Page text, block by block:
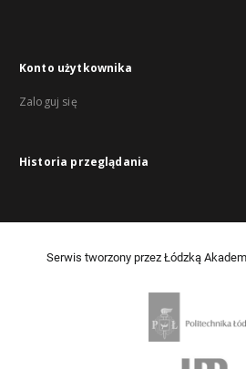
Konto użytkownika
Zaloguj się
Historia przeglądania
Serwis tworzony przez Łódzką